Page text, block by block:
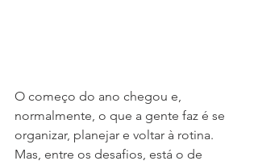
O começo do ano chegou e,
normalmente, o que a gente faz é se
organizar, planejar e voltar à rotina.
Mas, entre os desafios, está o de